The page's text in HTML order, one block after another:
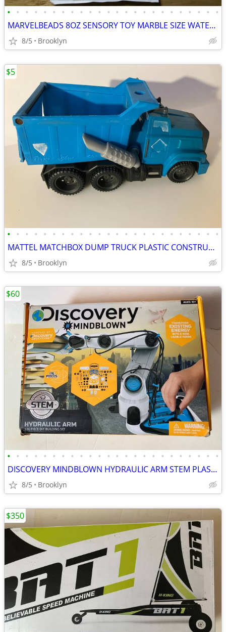
• • • • • • • • • • • • • • • • • • • • • • • •
MARVELBEADS 8OZ SENSORY TOY MARBLE SIZE WATER GEL STRESS BALLS RAINBOW
8/5 Brooklyn
• • • • • • • • • • • • • • • • • • • • • • • •
MATTEL MATCHBOX DUMP TRUCK PLASTIC CONSTRUCTION VEHICLE KIDS J4769
8/5 Brooklyn
$5
• • • • • • • • • • • • • • • • • • • • • • • •
DISCOVERY MINDBLOWN HYDRAULIC ARM STEM PLASTIC DIY BUILDING KIT SET
8/5 Brooklyn
$60
$350